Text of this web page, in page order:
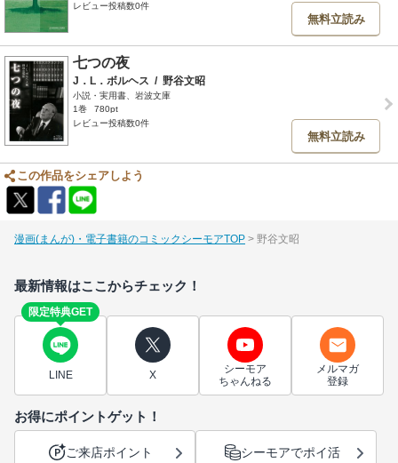
レビュー投稿数0件
無料立読み
七つの夜
J．L．ボルヘス / 野谷文昭
小説・実用書、岩波文庫
1巻
780pt
レビュー投稿数0件
無料立読み
この作品をシェアしよう
漫画(まんが)・電子書籍のコミックシーモアTOP 野谷文昭
最新情報はここからチェック！
限定特典GET
LINE X
シーモア
ちゃんねる
メルマガ
登録
お得にポイントゲット！
ご来店ポイント シーモアでポイ活